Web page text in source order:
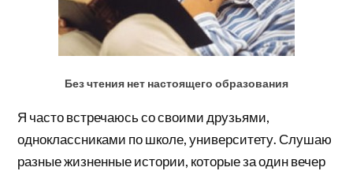
Без чтения нет настоящего образования
Я часто встречаюсь со своими друзьями,
одноклассниками по школе, университету. Слушаю
разные жизненные истории, которые за один вечер